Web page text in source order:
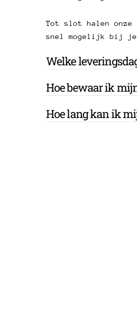
Tot slot halen onze
snel mogelijk bij
Welke
Hoe bewaar ik
Hoe lang kan ik